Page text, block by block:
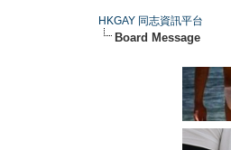
HKGAY 同志資訊平台
Board Message